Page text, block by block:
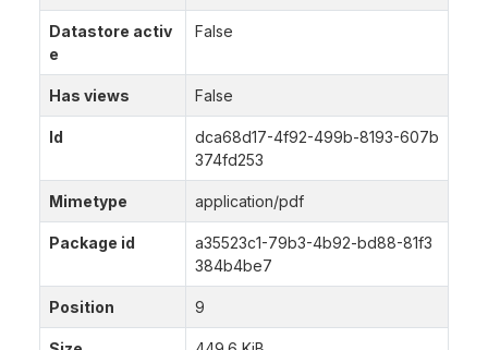
Datastore activ
e
False
Has views False
Id
dca68d17-4f92-499b-8193-607b
374fd253
Mimetype application/pdf
Package id
a35523c1-79b3-4b92-bd88-81f3
384b4be7
Position 9